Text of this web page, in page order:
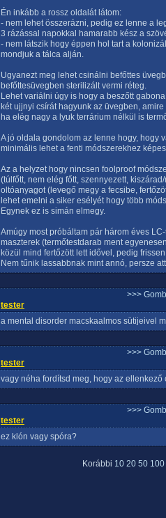
Én inkább a rossz oldalát látom:
- nem lehet összerázni, pedig ez lenne a
3 rázással napokkal hamarabb kész a
- nem látszik hogy éppen hol tart a
mondjuk a tálca alján.
Ugyanezt meg lehet csinálni befőttes
befőttesüvegben sterilizált vermi réteg.
Lehet variálni úgy is hogy a beszőtt
két ujjnyi csírát hagyunk az üvegben,
ha elég nagy a lyuk terrárium nélkül is
A jó oldala gondolom az lenne hogy, hogy
minimális lehet a fenti módszerekhez
Az a helyzet hogy nincsen foolproof
(túlfőtt, nem elég főtt, szennyezett,
oltóanyagot (levegő megy a fecsibe,
lehet emelni a siker esélyét hogy több
Egynek ez is simán elmegy.
Amúgy most próbáltam pár három éves
maszterek (termőtestdarab ment
közül mind fertőzött lett idővel, pedig
Nem tűnik lassabbnak mint annó, persze
>>>
tester
a mental disorder macskaalmos sütijeivel
>>>
tester
vagy néha fordítsd meg, hogy az ellenkező
>>>
tester
ez klón vagy spóra?
Korábbi 10 20 50 100